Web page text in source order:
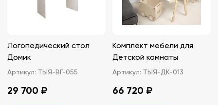
Логопедический стол
Домик
Артикул: ТЫЯ-ВГ-055
29 700 ₽
Комплект мебели для
Детской комнаты
Артикул: ТЫЯ-ДК-013
66 720 ₽